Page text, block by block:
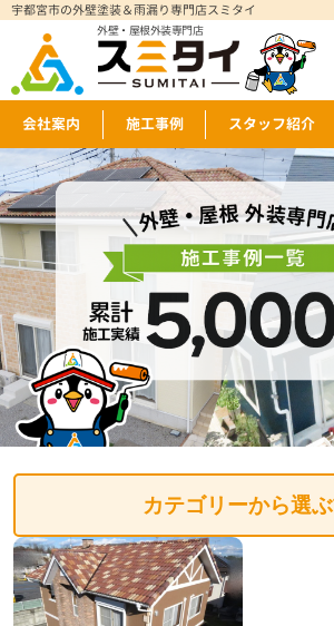
宇都宮市の外壁塗装＆雨漏り専門店スミタイ
外壁・屋根外装専門店
会社案内 施工事例 スタッフ紹介
カテゴリーから選ぶ